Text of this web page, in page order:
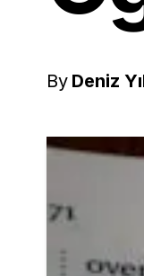
By Deniz